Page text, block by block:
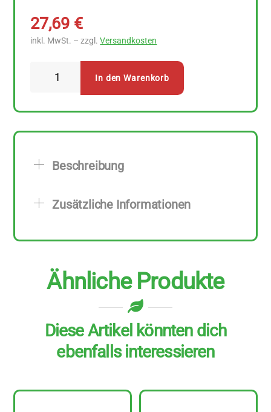
27,69 €
inkl. MwSt. – zzgl.Versandkosten
Teebeutel
Menge
In den Warenkorb
Beschreibung
Zusätzliche Informationen
Ähnliche Produkte
Diese Artikel könnten dich
ebenfalls interessieren